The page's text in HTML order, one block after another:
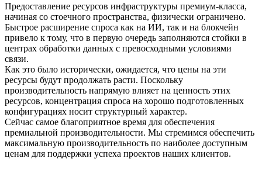
Предоставление ресурсов инфраструктуры премиум-класса,
начиная со стоечного пространства, физически ограничено.
Быстрое расширение спроса как на ИИ, так и на блокчейн
привело к тому, что в первую очередь заполняются стойки в
центрах обработки данных с превосходными условиями
связи.
Как это было исторически, ожидается, что цены на эти
ресурсы будут продолжать расти. Поскольку
производительность напрямую влияет на ценность этих
ресурсов, концентрация спроса на хорошо подготовленных
конфигурациях носит структурный характер.
Сейчас самое благоприятное время для обеспечения
премиальной производительности. Мы стремимся обеспечить
максимальную производительность по наиболее доступным
ценам для поддержки успеха проектов наших клиентов.